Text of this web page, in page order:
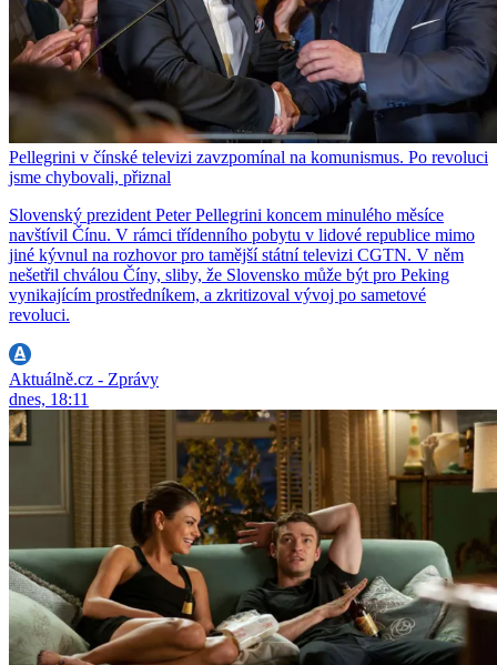
Pellegrini v čínské televizi zavzpomínal na komunismus. Po revoluci
jsme chybovali, přiznal
Slovenský prezident Peter Pellegrini koncem minulého měsíce
navštívil Čínu. V rámci třídenního pobytu v lidové republice mimo
jiné kývnul na rozhovor pro tamější státní televizi CGTN. V něm
nešetřil chválou Číny, sliby, že Slovensko může být pro Peking
vynikajícím prostředníkem, a zkritizoval vývoj po sametové
revoluci.
Aktuálně.cz - Zprávy
dnes, 18:11